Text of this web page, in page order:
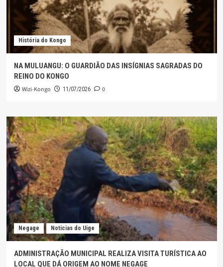
História do Kongo
NA MULUANGU: O GUARDIÃO DAS INSÍGNIAS SAGRADAS DO
REINO DO KONGO
Wizi-Kongo 11/07/2026 0
Negage Noticias do Uige
ADMINISTRAÇÃO MUNICIPAL REALIZA VISITA TURÍSTICA AO
LOCAL QUE DÁ ORIGEM AO NOME NEGAGE